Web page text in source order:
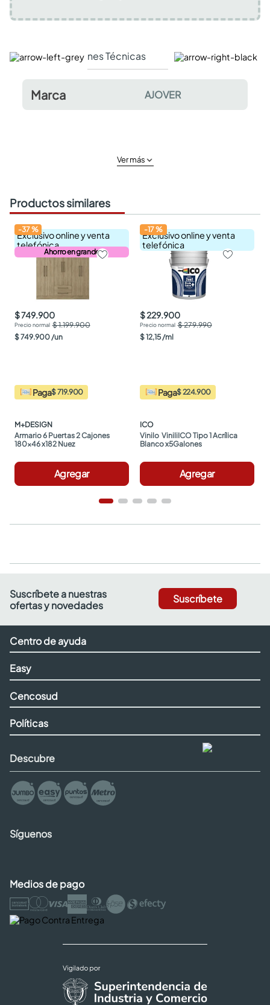
Especificaciones Técnicas Comentarios y
Marca AJOVER
Ver más
Productos similares
Exclusivo online y venta
telefónica
Ahorro en grande
-37%
$ 749.900
$ 1.199.900
$749.900 /un
Paga$ 719.900
M+DESIGN
Armario 6 Puertas 2 Cajones
180x46 x182 Nuez
Agregar
Exclusivo online y venta
telefónica
-17%
$ 229.900
$ 279.990
$12,15 /ml
Paga$ 224.900
ICO
Vinilo  ViniliICO Tipo 1 Acrílica
Blanco x5Galones
Agregar
Suscríbete a nuestras
ofertas y novedades
Suscríbete
Centro de ayuda
Easy
Cencosud
Políticas
Descubre
Síguenos
Medios de pago